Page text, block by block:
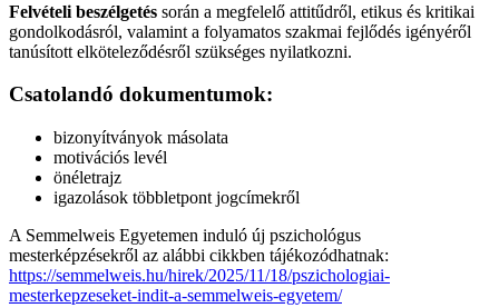
Felvételi beszélgetés során a megfelelő attitűdről, etikus és kritikai
gondolkodásról, valamint a folyamatos szakmai fejlődés igényéről
tanúsított elköteleződésről szükséges nyilatkozni.
Csatolandó dokumentumok:
bizonyítványok másolata
motivációs levél
önéletrajz
igazolások többletpont jogcímekről
A Semmelweis Egyetemen induló új pszichológus
mesterképzésekről az alábbi cikkben tájékozódhatnak:
https://semmelweis.hu/hirek/2025/11/18/pszichologiai-
mesterkepzeseket-indit-a-semmelweis-egyetem/